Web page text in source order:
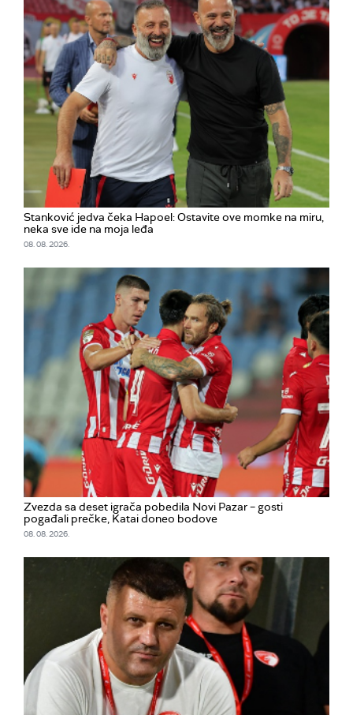
Stanković jedva čeka Hapoel: Ostavite ove momke na miru,
neka sve ide na moja leđa
08. 08. 2026.
Zvezda sa deset igrača pobedila Novi Pazar – gosti
pogađali prečke, Katai doneo bodove
08. 08. 2026.